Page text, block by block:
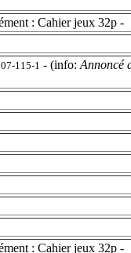
: Cahier jeux 32p -
115-1 - (info: Annoncé
: Cahier jeux 32p -